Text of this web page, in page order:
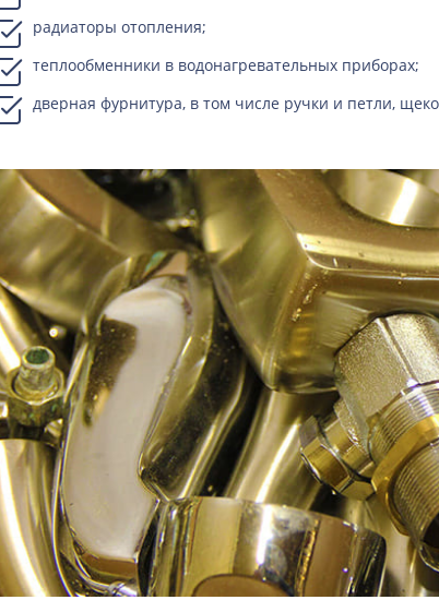
радиаторы отопления;
теплообменники в водонагревательных приборах;
дверная фурнитура, в том числе ручки и петли,